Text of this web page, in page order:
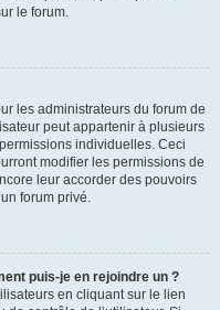
le forum.
les administrateurs du forum de
peut appartenir à plusieurs
individuelles. Ceci
modifier les permissions de
leur accorder des pouvoirs
forum privé.
puis-je en rejoindre un ?
en cliquant sur le lien